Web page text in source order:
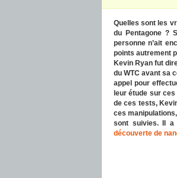
Quelles sont les
du Pentagone ?
personne n’ait
points autrement
Kevin Ryan fut
du WTC avant sa
appel pour
leur étude sur
de ces tests,
ces
sont suivies. Il a
découverte de